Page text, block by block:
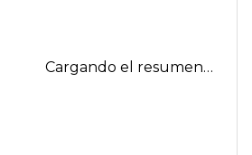
Cargando el resumen…